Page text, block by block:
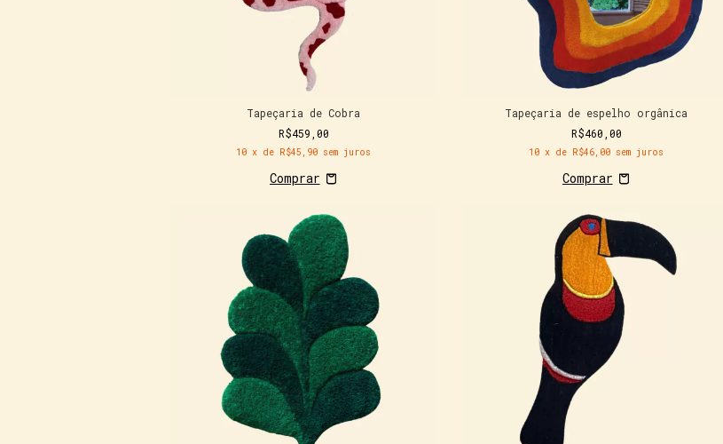
Tapeçaria de Cobra
R$459,00
10 x de R$45,90 sem juros
Tapeçaria de espelho orgânica
R$460,00
10 x de R$46,00 sem juros